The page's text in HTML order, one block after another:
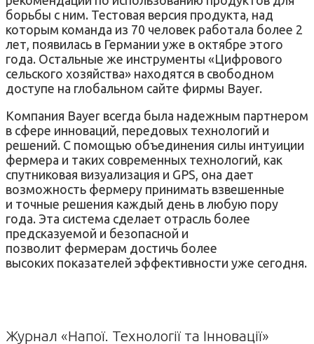
борьбы с ним. Тестовая версия продукта, над
которым команда из 70 человек работала более 2
лет, появилась в Германии уже в октябре этого
года. Остальные же инструменты «Цифрового
сельского хозяйства» находятся в свободном
доступе на глобальном сайте фирмы Bayer.
Компания Bayer всегда была надежным партнером
в сфере инноваций, передовых технологий и
решений. С помощью объединения силы интуиции
фермера и таких современных технологий, как
спутниковая визуализация и GPS, она дает
возможность фермеру принимать взвешенные
и точные решения каждый день в любую пору
года. Эта система сделает отрасль более
предсказуемой и безопасной и
позволит фермерам достичь более
высоких показателей эффективности уже сегодня.
Журнал «Напої. Технології та Інновації»